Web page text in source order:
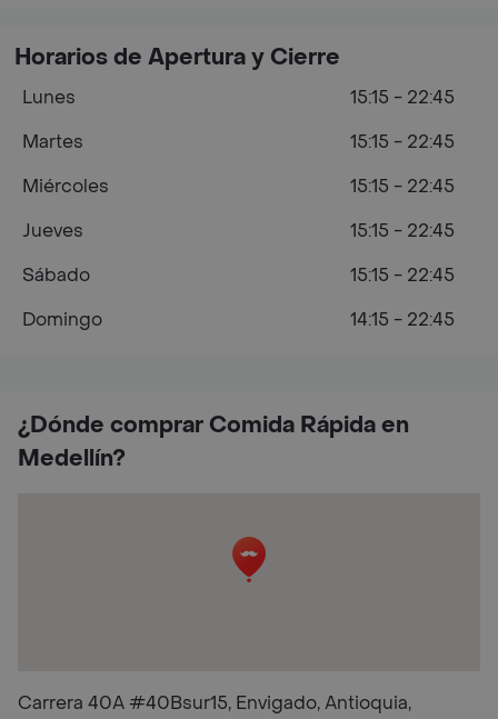
¿Dónde comprar Comida Rápida en
Medellín?
Carrera 40A #40Bsur15, Envigado, Antioquia,
Horarios de Apertura y Cierre
Lunes
15:15 - 22:45
Martes
15:15 - 22:45
Miércoles
15:15 - 22:45
Jueves
15:15 - 22:45
Sábado
15:15 - 22:45
Domingo
14:15 - 22:45